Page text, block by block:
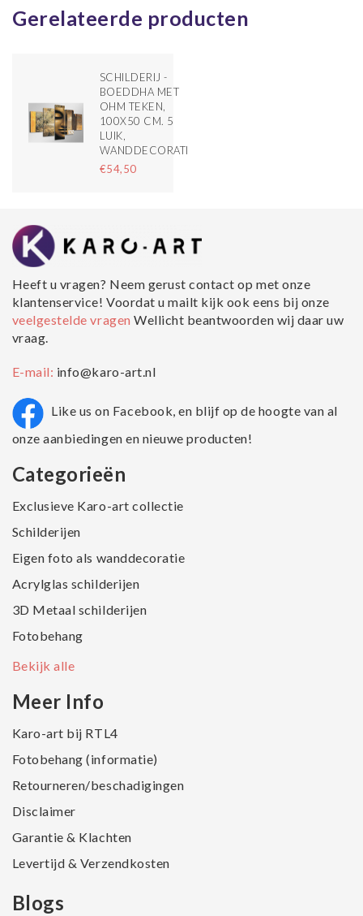
Gerelateerde producten
SCHILDERIJ -
BOEDDHA MET
OHM TEKEN,
100X50 CM. 5
LUIK,
WANDDECORATIE
€54,50
Heeft u vragen? Neem gerust contact op met onze
klantenservice! Voordat u mailt kijk ook eens bij onze
veelgestelde vragenWellicht beantwoorden wij daar uw
vraag.
E-mail: info@karo-art.nl
Like us on Facebook, en blijf op de hoogte van al
onze aanbiedingen en nieuwe producten!
Categorieën
Exclusieve Karo-art collectie
Schilderijen
Eigen foto als wanddecoratie
Acrylglas schilderijen
3D Metaal schilderijen
Fotobehang
Bekijk alle
Meer Info
Karo-art bij RTL4
Fotobehang (informatie)
Retourneren/beschadigingen
Disclaimer
Garantie & Klachten
Levertijd & Verzendkosten
Blogs